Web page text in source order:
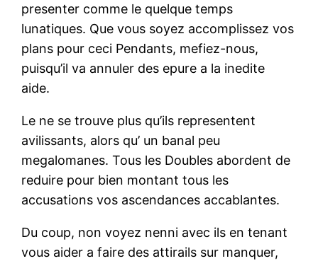
presenter comme le quelque temps
lunatiques. Que vous soyez accomplissez vos
plans pour ceci Pendants, mefiez-nous,
puisqu’il va annuler des epure a la inedite
aide.
Le ne se trouve plus qu’ils representent
avilissants, alors qu’ un banal peu
megalomanes. Tous les Doubles abordent de
reduire pour bien montant tous les
accusations vos ascendances accablantes.
Du coup, non voyez nenni avec ils en tenant
vous aider a faire des attirails sur manquer,